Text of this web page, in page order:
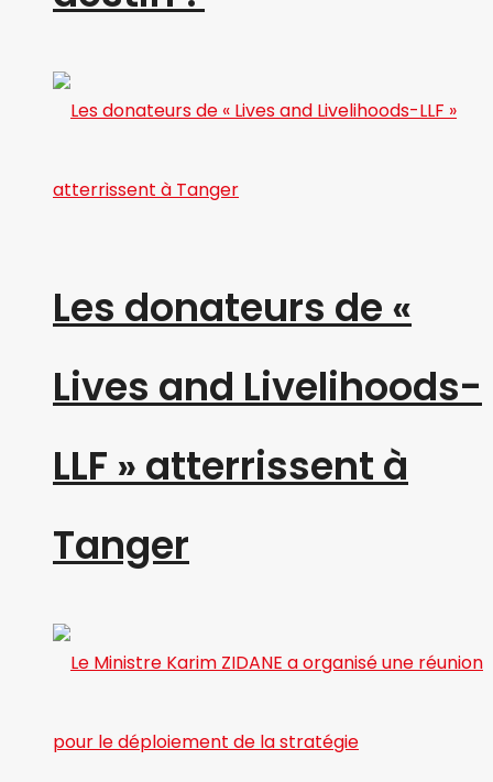
Les donateurs de «
Lives and Livelihoods-
LLF » atterrissent à
Tanger